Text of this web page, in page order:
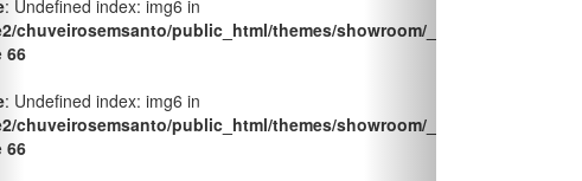
: Undefined index: img6 in
chuveirosemsanto/public_html/themes/showroom/_pages/produto.php
66
: Undefined index: img6 in
chuveirosemsanto/public_html/themes/showroom/_pages/produto.php
66